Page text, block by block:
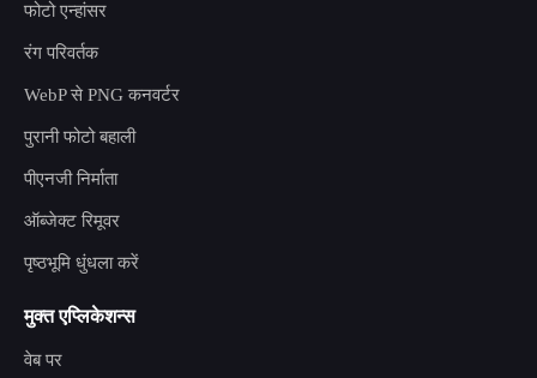
फोटो एन्हांसर
रंग परिवर्तक
WebP से PNG कनवर्टर
पुरानी फोटो बहाली
पीएनजी निर्माता
ऑब्जेक्ट रिमूवर
पृष्ठभूमि धुंधला करें
मुक्त एप्लिकेशन्स
वेब पर